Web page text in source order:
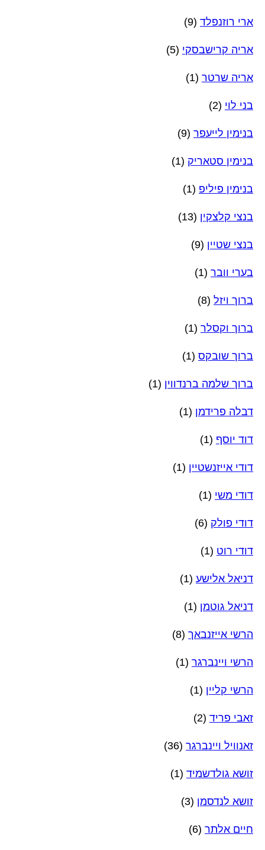
ארי רוזנפלד (9)
אריה קרישבסקי (5)
אריה שרטר (1)
בני לוי (2)
בנימין לייעפר (9)
בנימין סטאריק (1)
בנימין פיליפ (1)
בנצי קלצקין (13)
בנצי שטיין (9)
בערי וובר (1)
ברוך ויזל (8)
ברוך וקסלר (1)
ברוך שובקס (1)
ברוך שלמה ברנדווין (1)
דבלה פרידמן (1)
דוד יוסף (1)
דודי אייזנשטיין (1)
דודי משי (1)
דודי פולק (6)
דודי רוט (1)
דניאל אלישע (1)
דניאל גוטמן (1)
הרשי אייזנבאך (8)
הרשי ויינברגר (1)
הרשי קליין (1)
זאבי פריד (2)
זאנוויל ויינברגר (36)
זושא גולדשמיד (1)
זושא לנדסמן (3)
חיים אלתר (6)